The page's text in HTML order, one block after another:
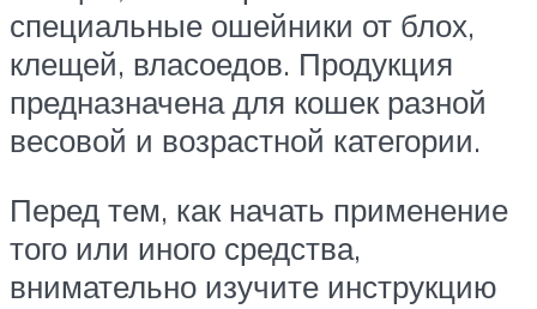
специальные ошейники от блох,
клещей, власоедов. Продукция
предназначена для кошек разной
весовой и возрастной категории.
Перед тем, как начать применение
того или иного средства,
внимательно изучите инструкцию